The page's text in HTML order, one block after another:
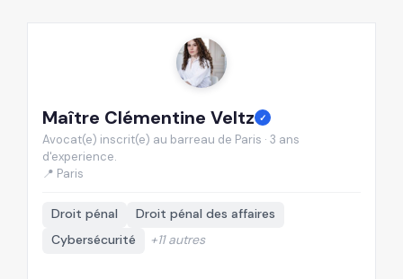
Maître Clémentine Veltz ✓
Avocat(e) inscrit(e) au barreau de Paris · 3 ans
d'experience.
📍 Paris
Droit pénal
Droit pénal des affaires
Cybersécurité
+11 autres